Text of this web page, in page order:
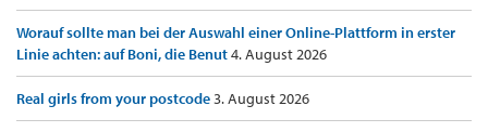
Worauf sollte man bei der Auswahl einer Online-Plattform in erster
Linie achten: auf Boni, die Benut4. August 2026
Real girls from your postcode3. August 2026